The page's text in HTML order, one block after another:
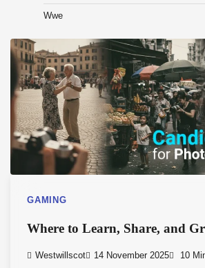
Wwe
GAMING
Where to Learn, Share, and
Westwillscot 14 November 2025 10